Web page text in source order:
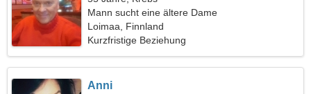
Mann sucht eine ältere Dame
Loimaa, Finnland
Kurzfristige Beziehung
Anni